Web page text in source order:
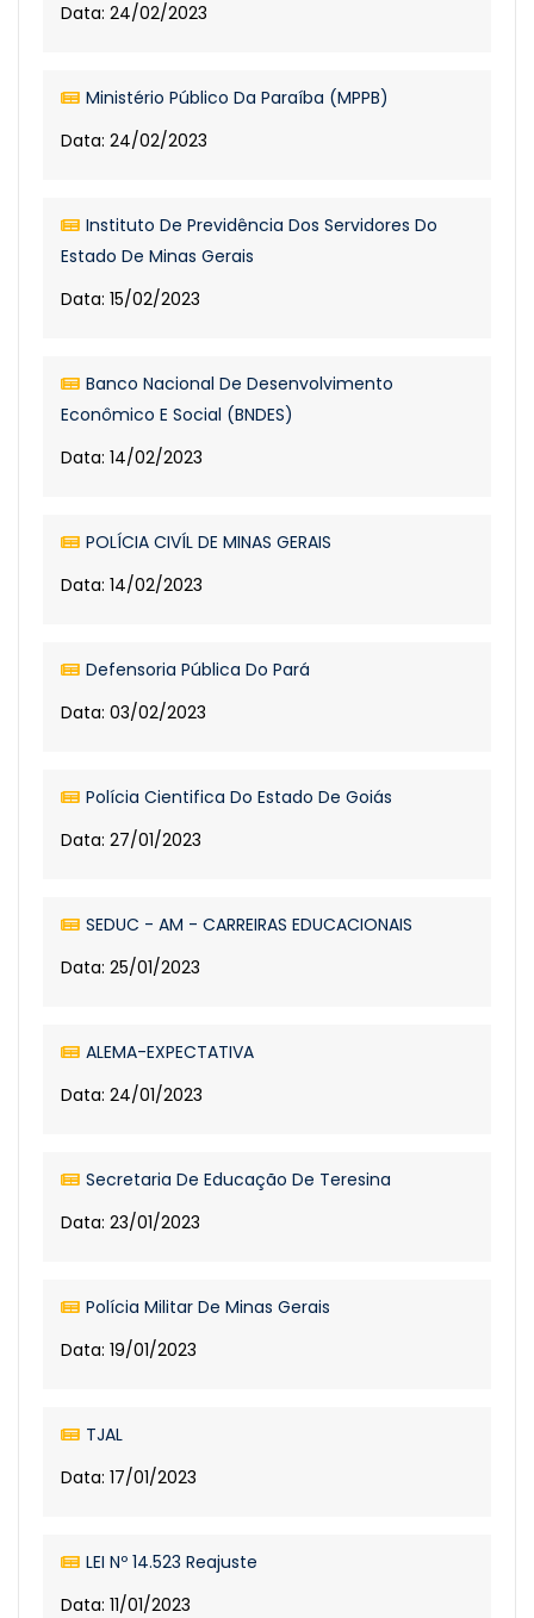
Data: 24/02/2023
Ministério Público Da Paraíba (MPPB)
Data: 24/02/2023
Instituto De Previdência Dos Servidores Do
Estado De Minas Gerais
Data: 15/02/2023
Banco Nacional De Desenvolvimento
Econômico E Social (BNDES)
Data: 14/02/2023
POLÍCIA CIVÍL DE MINAS GERAIS
Data: 14/02/2023
Defensoria Pública Do Pará
Data: 03/02/2023
Polícia Cientifica Do Estado De Goiás
Data: 27/01/2023
SEDUC - AM - CARREIRAS EDUCACIONAIS
Data: 25/01/2023
ALEMA-EXPECTATIVA
Data: 24/01/2023
Secretaria De Educação De Teresina
Data: 23/01/2023
Polícia Militar De Minas Gerais
Data: 19/01/2023
TJAL
Data: 17/01/2023
LEI Nº 14.523 Reajuste
Data: 11/01/2023